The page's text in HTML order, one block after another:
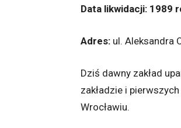
Data likwidacji: 1989
Adres: ul. Aleksandra
Dziś dawny zakład
zakładzie i
Wrocławiu.